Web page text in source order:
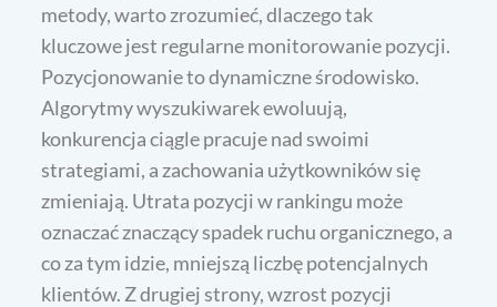
metody, warto zrozumieć, dlaczego tak
kluczowe jest regularne monitorowanie pozycji.
Pozycjonowanie to dynamiczne środowisko.
Algorytmy wyszukiwarek ewoluują,
konkurencja ciągle pracuje nad swoimi
strategiami, a zachowania użytkowników się
zmieniają. Utrata pozycji w rankingu może
oznaczać znaczący spadek ruchu organicznego, a
co za tym idzie, mniejszą liczbę potencjalnych
klientów. Z drugiej strony, wzrost pozycji